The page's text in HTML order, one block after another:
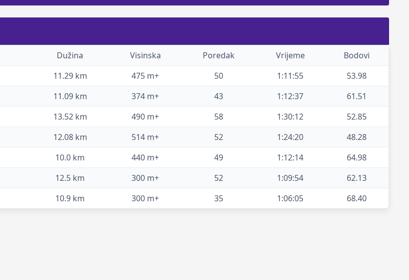
Dužina Visinska Poredak Vrijeme
Bodovi
11.29 km 475 m+ 50 1:11:55
53.98
11.09 km 374 m+ 43 1:12:37
61.51
13.52 km 490 m+ 58 1:30:12
52.85
12.08 km 514 m+ 52 1:24:20
48.28
10.0 km 440 m+ 49 1:12:14
64.98
12.5 km 300 m+ 52 1:09:54
62.13
10.9 km 300 m+ 35 1:06:05 68.40